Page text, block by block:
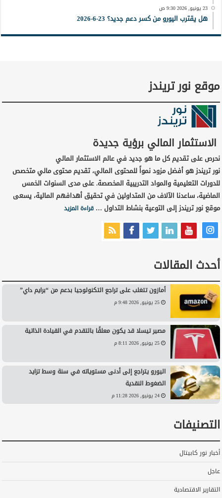
23 يونيو, 2026 9:30 ص
هل يقترب اليورو من كسر دعم جديد؟ 23-6-2026
موقع نور تريندز
الاستثمار المالي برؤية جديدة
نحرص على تقديم كل ما هو جديد في عالم الاستثمار المالي
نور تريندز هو أفضل مزود نمواً للمحتوى المالي، تقديم محتوى مالي متخصص
للدورات التعليمية والمواد التدريبية المخصصة. على مدى السنوات الخمس
الماضية، ساعدنا الآلاف من المتداولين في تحقيق أهدافهم المالية، يسعى
موقع نور تريندز إلى التوعية بنشاط التداول …قراءة المزيد
أحدث المقالات
أمازون تتغلب على تراجع التكنولوجيا بدعم من “برايم داي”
25 يونيو, 2026 9:48 م
مصير تيسلا قد يكون معلقًا بالتقدم في القيادة الذاتية
25 يونيو, 2026 8:11 م
اليورو يتراجع إلى أدنى مستوياته في سنة وسط تزايد
الضغوط النقدية
24 يونيو, 2026 11:28 م
التصنيفات
أخبار نور كابيتال
عاجل
التقارير الاقتصادية